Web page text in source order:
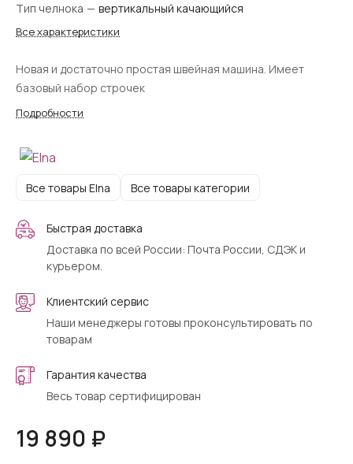
Тип челнока — вертикальный качающийся
Все характеристики
Новая и достаточно простая швейная машина. Имеет
базовый набор строчек
Подробности
Все товары Elna Все товары категории
Быстрая доставка
Доставка по всей России: Почта России, СДЭК и
курьером.
Клиентский сервис
Наши менеджеры готовы проконсультировать по
товарам
Гарантия качества
Весь товар сертифицирован
19 890 ₽